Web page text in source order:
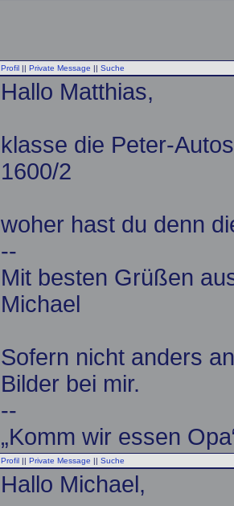
Profil || Private Message || Suche
Hallo Matthias,
klasse die Peter-
1600/2
woher hast du denn
--
Mit besten Grüßen
Michael
Sofern nicht anders
Bilder bei mir.
--
„Komm wir essen
Profil || Private Message || Suche
Hallo Michael,